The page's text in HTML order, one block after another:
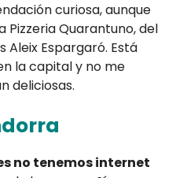
curiosa, aunque
Pizzeria Quarantuno, del
Espargaró. Está
la capital y no me
deliciosas.
no tenemos internet